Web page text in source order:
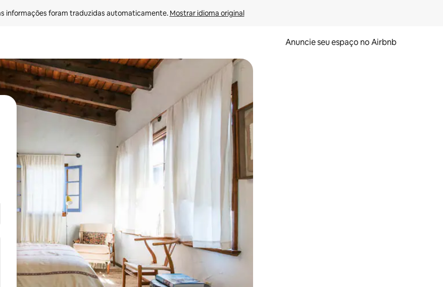
informações foram traduzidas automaticamente. Mostrar idioma original
Anuncie seu espaço no Airbnb
usando as seta para cima e para baixo do teclado ou tocando e deslizando o dedo na tela.